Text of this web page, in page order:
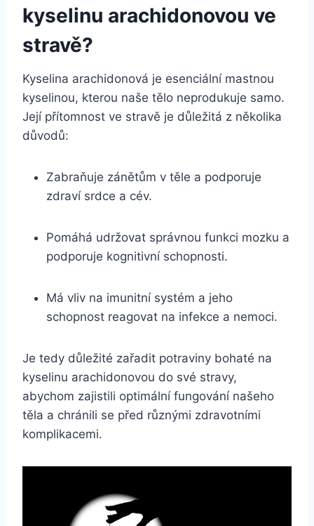
kyselinu arachidonovou ve
stravě?
Kyselina arachidonová je esenciální mastnou
kyselinou, kterou naše tělo neprodukuje samo.
Její přítomnost ve stravě je důležitá z několika
důvodů:
Zabraňuje zánětům v těle a podporuje
zdraví srdce a cév.
Pomáhá udržovat správnou funkci mozku a
podporuje kognitivní schopnosti.
Má vliv na imunitní systém a jeho
schopnost reagovat na infekce a nemoci.
Je tedy důležité zařadit potraviny bohaté na
kyselinu arachidonovou do své stravy,
abychom zajistili optimální fungování našeho
těla a chránili se před různými zdravotními
komplikacemi.